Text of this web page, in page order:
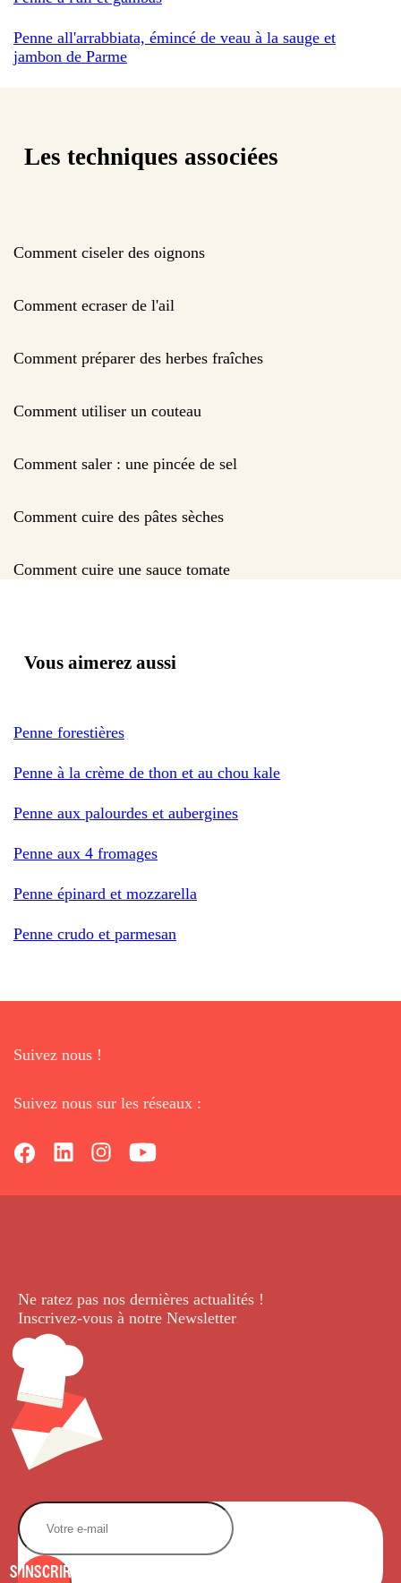
Penne all'arrabbiata, émincé de veau à la sauge et
jambon de Parme
Les techniques associées
Comment ciseler des oignons
Comment ecraser de l'ail
Comment préparer des herbes fraîches
Comment utiliser un couteau
Comment saler : une pincée de sel
Comment cuire des pâtes sèches
Comment cuire une sauce tomate
Vous aimerez aussi
Penne forestières
Penne à la crème de thon et au chou kale
Penne aux palourdes et aubergines
Penne aux 4 fromages
Penne épinard et mozzarella
Penne crudo et parmesan
Suivez nous !
Suivez nous sur les réseaux :
Ne ratez pas nos dernières actualités !
Inscrivez-vous à notre Newsletter.
S'INSCRIRE